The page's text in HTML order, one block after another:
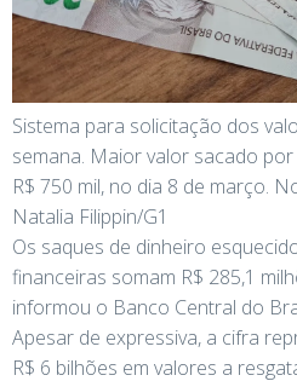
Sistema para solicitação dos
semana. Maior valor sacado
R$ 750 mil, no dia 8 de março.
Natalia Filippin/G1
Os saques de dinheiro
financeiras somam R$ 285,1
informou o Banco Central do
Apesar de expressiva, a cifra
R$ 6 bilhões em valores a